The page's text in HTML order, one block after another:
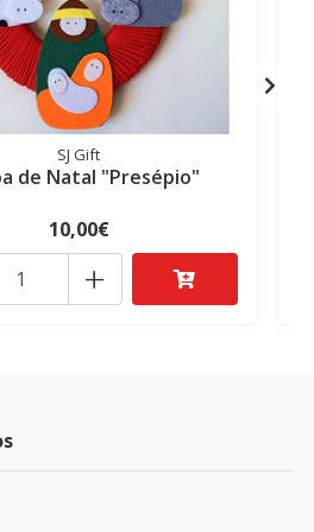
SJ Gift
de Natal "Presépio"
10,00€
+